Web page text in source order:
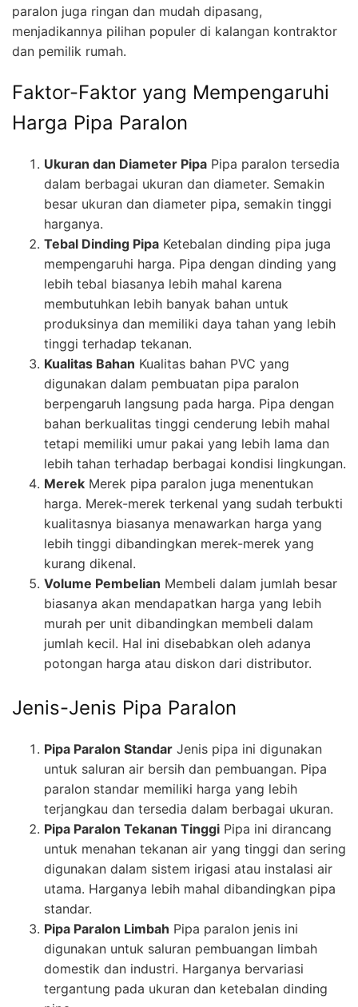
paralon juga ringan dan mudah dipasang,
menjadikannya pilihan populer di kalangan kontraktor
dan pemilik rumah.
Faktor-Faktor yang Mempengaruhi
Harga Pipa Paralon
Ukuran dan Diameter Pipa Pipa paralon tersedia
dalam berbagai ukuran dan diameter. Semakin
besar ukuran dan diameter pipa, semakin tinggi
harganya.
Tebal Dinding Pipa Ketebalan dinding pipa juga
mempengaruhi harga. Pipa dengan dinding yang
lebih tebal biasanya lebih mahal karena
membutuhkan lebih banyak bahan untuk
produksinya dan memiliki daya tahan yang lebih
tinggi terhadap tekanan.
Kualitas Bahan Kualitas bahan PVC yang
digunakan dalam pembuatan pipa paralon
berpengaruh langsung pada harga. Pipa dengan
bahan berkualitas tinggi cenderung lebih mahal
tetapi memiliki umur pakai yang lebih lama dan
lebih tahan terhadap berbagai kondisi lingkungan.
Merek Merek pipa paralon juga menentukan
harga. Merek-merek terkenal yang sudah terbukti
kualitasnya biasanya menawarkan harga yang
lebih tinggi dibandingkan merek-merek yang
kurang dikenal.
Volume Pembelian Membeli dalam jumlah besar
biasanya akan mendapatkan harga yang lebih
murah per unit dibandingkan membeli dalam
jumlah kecil. Hal ini disebabkan oleh adanya
potongan harga atau diskon dari distributor.
Jenis-Jenis Pipa Paralon
Pipa Paralon Standar Jenis pipa ini digunakan
untuk saluran air bersih dan pembuangan. Pipa
paralon standar memiliki harga yang lebih
terjangkau dan tersedia dalam berbagai ukuran.
Pipa Paralon Tekanan Tinggi Pipa ini dirancang
untuk menahan tekanan air yang tinggi dan sering
digunakan dalam sistem irigasi atau instalasi air
utama. Harganya lebih mahal dibandingkan pipa
standar.
Pipa Paralon Limbah Pipa paralon jenis ini
digunakan untuk saluran pembuangan limbah
domestik dan industri. Harganya bervariasi
tergantung pada ukuran dan ketebalan dinding